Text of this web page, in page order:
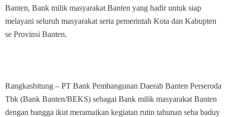
Banten, Bank milik masyarakat Banten yang hadir untuk siap
melayani seluruh masyarakat serta pemerintah Kota dan Kabupten
se Provinsi Banten.
Rangkasbitung – PT Bank Pembangunan Daerah Banten Perseroda
Tbk (Bank Banten/BEKS) sebagai Bank milik masyarakat Banten
dengan bangga ikut meramaikan kegiatan rutin tahunan seba baduy